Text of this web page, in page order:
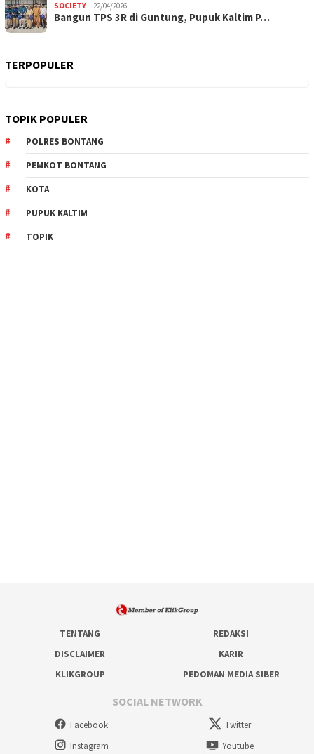
SOCIETY 22/04/2026
Bangun TPS 3R di Guntung, Pupuk Kaltim P…
TERPOPULER
TOPIK POPULER
POLRES BONTANG
PEMKOT BONTANG
KOTA
PUPUK KALTIM
TOPIK
TENTANG
REDAKSI
DISCLAIMER
KARIR
KLIKGROUP
PEDOMAN MEDIA SIBER
SOCIAL NETWORK
Facebook
Twitter
Instagram
Youtube